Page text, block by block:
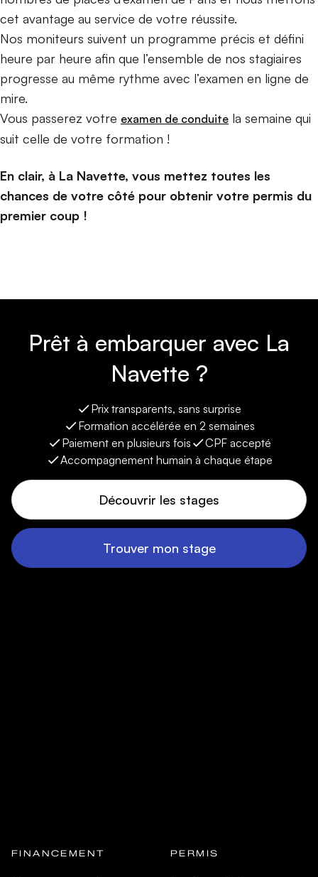
cet avantage au service de votre réussite.
Nos moniteurs suivent un programme précis et défini
heure par heure afin que l’ensemble de nos stagiaires
progresse au même rythme avec l’examen en ligne de
mire.
Vous passerez votre examen de conduite la semaine qui
suit celle de votre formation !
En clair, à La Navette, vous mettez toutes les
chances de votre côté pour obtenir votre permis du
premier coup !
Prêt à embarquer avec La
Navette ?
Prix transparents, sans surprise
Formation accélérée en 2 semaines
Paiement en plusieurs fois
CPF accepté
Accompagnement humain à chaque étape
Découvrir les stages
Trouver mon stage
FINANCEMENT PERMIS